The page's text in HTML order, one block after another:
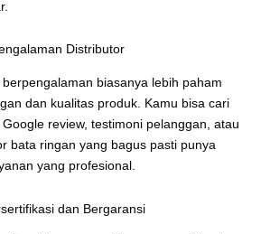
Distributor
biasanya lebih paham
dan kualitas produk. Kamu bisa cari
review, testimoni pelanggan, atau
bata ringan yang bagus pasti punya
yang profesional.
dan Bergaransi